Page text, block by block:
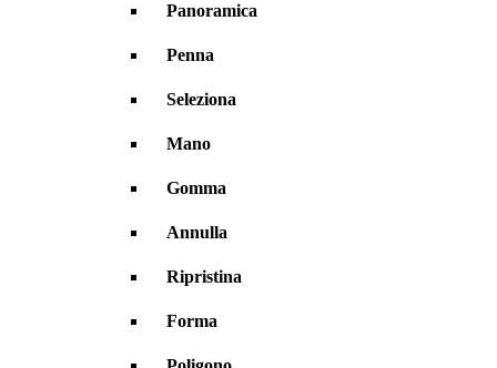
Panoramica
Penna
Seleziona
Mano
Gomma
Annulla
Ripristina
Forma